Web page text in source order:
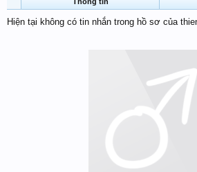
Hiện tại không có tin nhắn trong hồ sơ của